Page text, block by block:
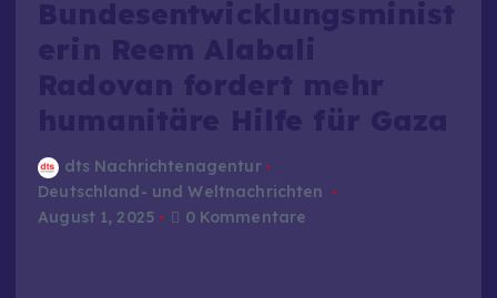
dts Nachrichtenagentur
Deutschland- und Weltnachrichten
August 1, 2025
0 Kommentare